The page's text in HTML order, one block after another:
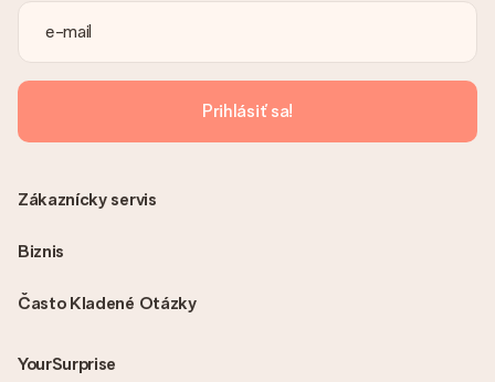
Prihlásiť sa!
Často Kladené Otázky
YourSurprise
Zákaznícky servis
Biznis